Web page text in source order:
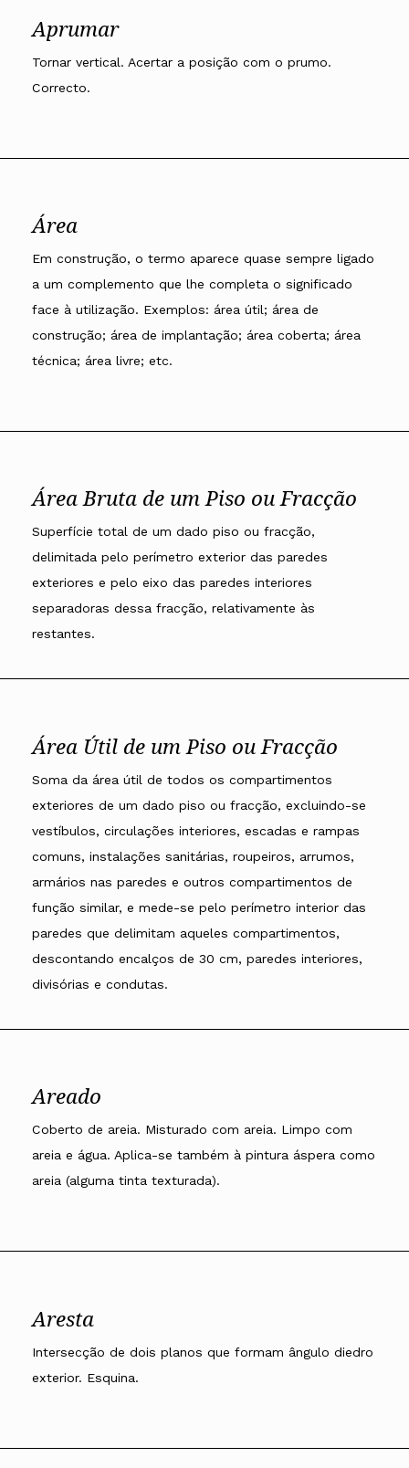
Aprumar
Tornar vertical. Acertar a posição com o prumo.
Correcto.
Área
Em construção, o termo aparece quase sempre ligado
a um complemento que lhe completa o significado
face à utilização. Exemplos: área útil; área de
construção; área de implantação; área coberta; área
técnica; área livre; etc.
Área Bruta de um Piso ou Fracção
Superfície total de um dado piso ou fracção,
delimitada pelo perímetro exterior das paredes
exteriores e pelo eixo das paredes interiores
separadoras dessa fracção, relativamente às
restantes.
Área Útil de um Piso ou Fracção
Soma da área útil de todos os compartimentos
exteriores de um dado piso ou fracção, excluindo-se
vestíbulos, circulações interiores, escadas e rampas
comuns, instalações sanitárias, roupeiros, arrumos,
armários nas paredes e outros compartimentos de
função similar, e mede-se pelo perímetro interior das
paredes que delimitam aqueles compartimentos,
descontando encalços de 30 cm, paredes interiores,
divisórias e condutas.
Areado
Coberto de areia. Misturado com areia. Limpo com
areia e água. Aplica-se também à pintura áspera como
areia (alguma tinta texturada).
Aresta
Intersecção de dois planos que formam ângulo diedro
exterior. Esquina.